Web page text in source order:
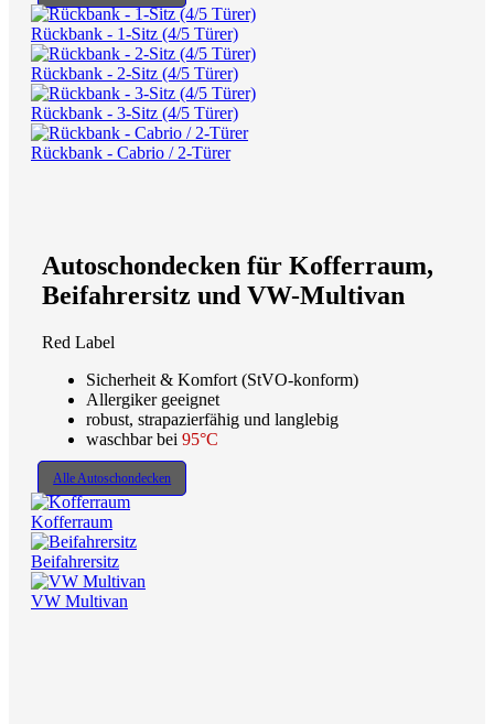
Rückbank - 1-Sitz (4/5 Türer)
Rückbank - 2-Sitz (4/5 Türer)
Rückbank - 3-Sitz (4/5 Türer)
Rückbank - Cabrio / 2-Türer
Autoschondecken für Kofferraum,
Beifahrersitz und VW-Multivan
Red Label
Sicherheit & Komfort (StVO-konform)
Allergiker geeignet
robust, strapazierfähig und langlebig
waschbar bei 95°C
Alle Autoschondecken
Kofferraum
Beifahrersitz
VW Multivan